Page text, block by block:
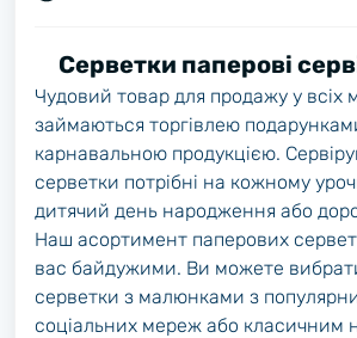
Серветки паперові
Чудовий товар для продажу у всіх
займаються торгівлею
карнавальною продукцією.
серветки потрібні на кожному
дитячий день народження або
Наш асортимент паперових
вас байдужими. Ви можете
серветки з малюнками з
соціальних мереж або класичним